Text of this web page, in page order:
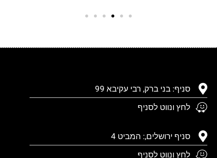
סניף: בני ברק, רבי עקיבא 99
לחץ ונווט לסניף
סניף ירושלים,: המביט 4
לחץ ונווט לסניף